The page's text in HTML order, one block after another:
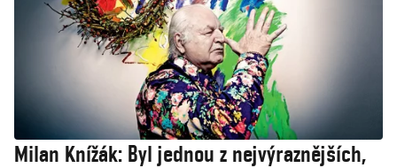
Milan Knížák: Byl jednou z nejvýraznějších,